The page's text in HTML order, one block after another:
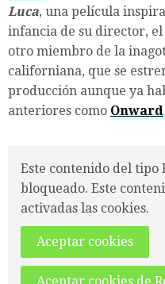
Luca, una película
infancia de su director,
otro miembro de la
californiana, que se
producción aunque ya
anteriores como Onward
Este contenido del tipo
bloqueado. Este
activadas las cookies.
Aceptar cookies